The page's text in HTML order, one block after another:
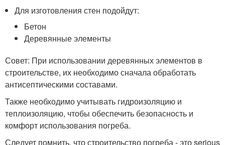
Для изготовления стен подойдут:
Бетон
Деревянные элементы
Совет: При использовании деревянных элементов в
строительстве, их необходимо сначала обработать
антисептическими составами.
Также необходимо учитывать гидроизоляцию и
теплоизоляцию, чтобы обеспечить безопасность и
комфорт использования погреба.
Следует помнить, что строительство погреба - это serious